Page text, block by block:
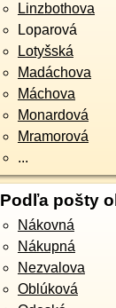
Linzbothova
Loparová
Lotyšská
Madáchova
Máchova
Monardová
Mramorová
...
Podľa pošty
Nákovná
Nákupná
Nezvalova
Oblúková